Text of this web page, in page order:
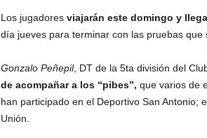
Los jugadores viajarán este domingo y
día jueves para terminar con las pruebas que
Gonzalo Peñepil, DT de la 5ta división del
de acompañar a los “pibes”, que varios de
han participado en el Deportivo San Antonio;
Unión.